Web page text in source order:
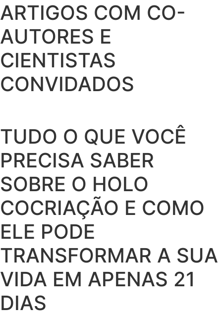
ARTIGOS COM CO-
AUTORES E
CIENTISTAS
CONVIDADOS
TUDO O QUE VOCÊ
PRECISA SABER
SOBRE O HOLO
COCRIAÇÃO E COMO
ELE PODE
TRANSFORMAR A SUA
VIDA EM APENAS 21
DIAS